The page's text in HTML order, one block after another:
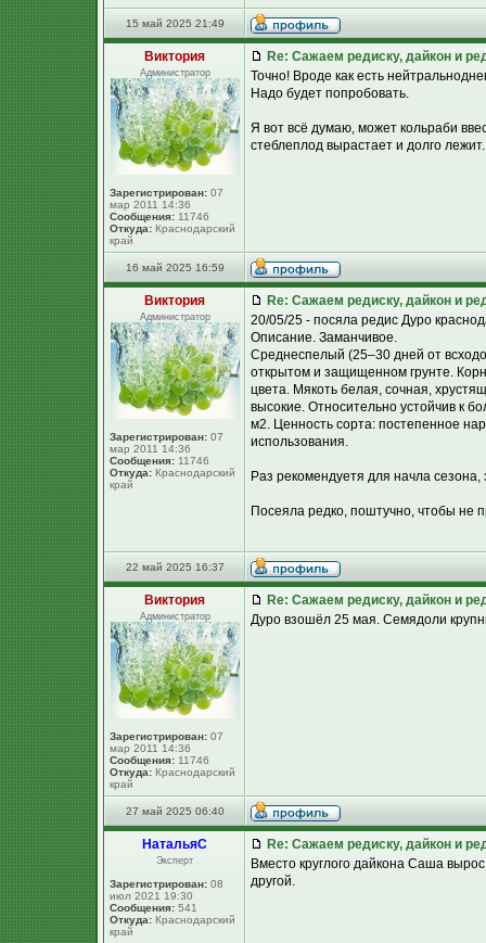
15 май 2025 21:49
Виктория
Администратор
Зарегистрирован: 07
мар 2011 14:36
Сообщения: 11746
Откуда: Краснодарский
край
Re: Сажаем редиску, дайкон и
Точно! Вроде как есть
Надо будет попробовать.
Я вот всё думаю, может кольраби
стеблеплод вырастает и долго
16 май 2025 16:59
Виктория
Администратор
Зарегистрирован: 07
мар 2011 14:36
Сообщения: 11746
Откуда: Краснодарский
край
Re: Сажаем редиску, дайкон и
20/05/25 - посяла редис Дуро
Описание. Заманчивое.
Среднеспелый (25–30 дней от
открытом и защищенном грунте.
цвета. Мякоть белая, сочная,
высокие. Относительно устойчив к
м2. Ценность сорта: постепенное
использования.
Раз рекомендуетя для начла сезона,
Посеяла редко, поштучно, чтобы не
22 май 2025 16:37
Виктория
Администратор
Зарегистрирован: 07
мар 2011 14:36
Сообщения: 11746
Откуда: Краснодарский
край
Re: Сажаем редиску, дайкон и
Дуро взошёл 25 мая. Семядоли
27 май 2025 06:40
НатальяС
Эксперт
Зарегистрирован: 08
июл 2021 19:30
Сообщения: 541
Откуда: Краснодарский
край
Re: Сажаем редиску, дайкон и
Вместо круглого дайкона Саша
другой.